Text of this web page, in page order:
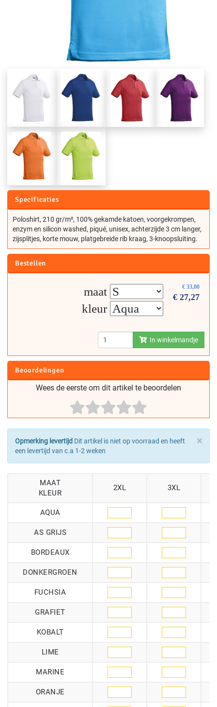
Specificaties
Poloshirt, 210 gr/m², 100% gekamde katoen, voorgekrompen,
enzym en silicon washed, piqué, unisex, achterzijde 3 cm langer,
zijsplitjes, korte mouw, platgebreide rib kraag, 3-knoopsluiting.
Bestellen
€ 33,00
€ 27,27
maat
kleur
In winkelmandje
Beoordelingen
Wees de eerste om dit artikel te beoordelen
×
Opmerking levertijd Dit artikel is niet op voorraad en heeft
een levertijd van c.a 1-2 weken
MAAT
KLEUR
2XL 3XL
AQUA
AS GRIJS
BORDEAUX
DONKERGROEN
FUCHSIA
GRAFIET
KOBALT
LIME
MARINE
ORANJE